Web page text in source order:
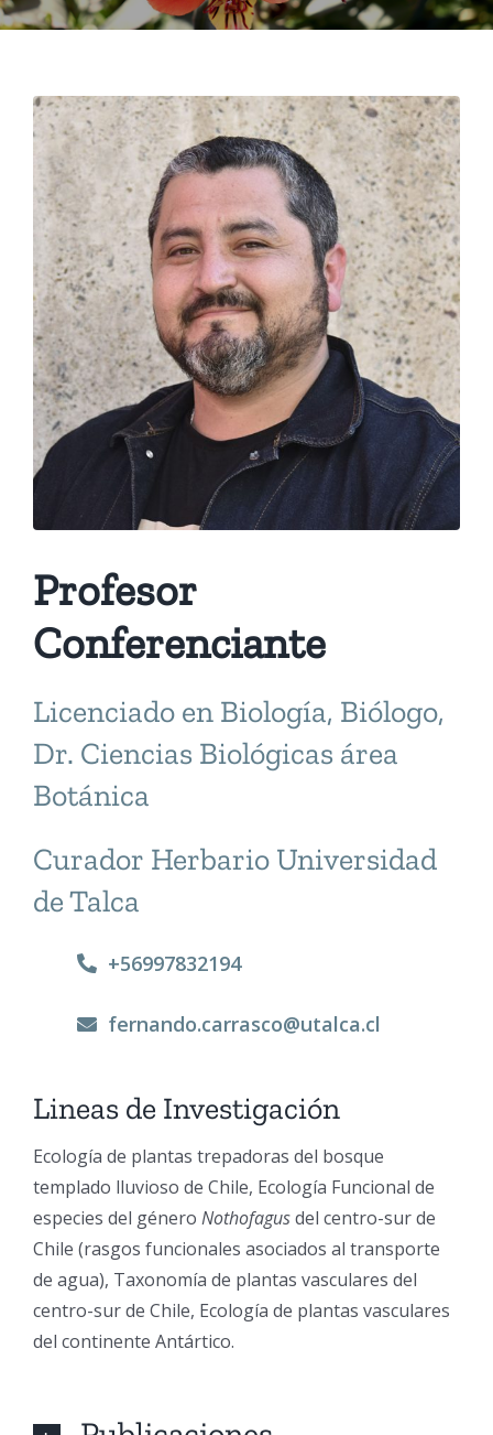
Profesor
Conferenciante
Licenciado en Biología, Biólogo,
Dr. Ciencias Biológicas área
Botánica
Curador Herbario Universidad
de Talca
+56997832194
fernando.carrasco@utalca.cl
Lineas de Investigación
Ecología de plantas trepadoras del bosque
templado lluvioso de Chile, Ecología Funcional de
especies del género Nothofagusdel centro-sur de
Chile (rasgos funcionales asociados al transporte
de agua), Taxonomía de plantas vasculares del
centro-sur de Chile, Ecología de plantas vasculares
del continente Antártico.